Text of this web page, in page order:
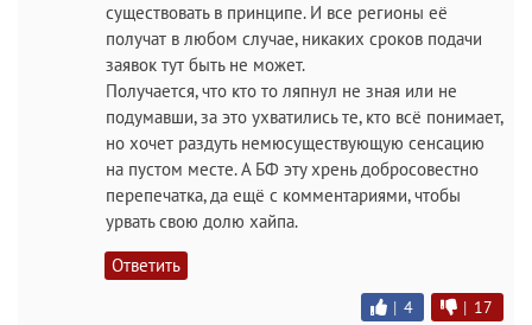
существовать в принципе. И все регионы её
получат в любом случае, никаких сроков подачи
заявок тут быть не может.
Получается, что кто то ляпнул не зная или не
подумавши, за это ухватились те, кто всё понимает,
но хочет раздуть немюсуществующую сенсацию
на пустом месте. А БФ эту хрень добросовестно
перепечатка, да ещё с комментариями, чтобы
урвать свою долю хайпа.
Ответить
| 4 | 17